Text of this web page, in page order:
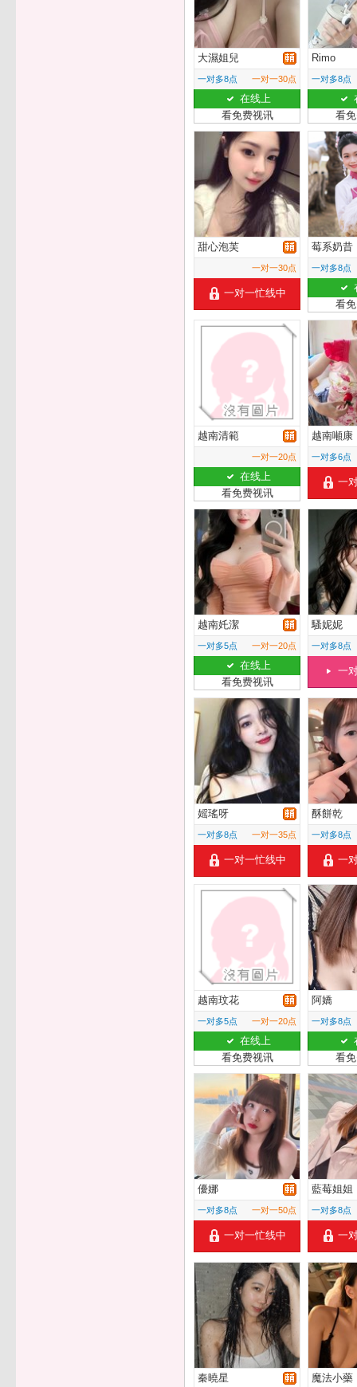
大濕姐兒
一对多8点 一对一30点
在线上
看免费视讯
Rimo
一对多8点
看
甜心泡芙
一对一30点
一对一忙线中
莓系奶昔
一对多8点
看
越南清範
一对一20点
在线上
看免费视讯
越南噸康
一对多6点
一
越南奼潔
一对多5点 一对一20点
在线上
看免费视讯
騷妮妮
一对多8点
一
媱瑤呀
一对多8点 一对一35点
一对一忙线中
酥餅乾
一对多8点
一
越南玟花
一对多5点 一对一20点
在线上
看免费视讯
阿嬌
一对多8点
看
優娜
一对多8点 一对一50点
一对一忙线中
藍莓姐姐
一对多8点
一
秦曉星 魔法小藥